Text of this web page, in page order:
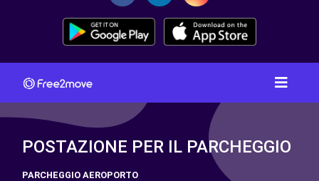
POSTAZIONE PER IL PARCHEGGIO
PARCHEGGIO AEROPORTO